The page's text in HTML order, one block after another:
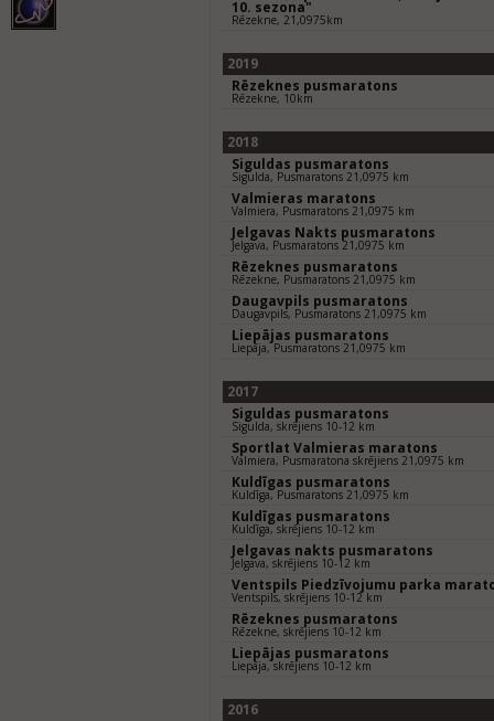
10. sezona"
Rēzekne, 21,0975km
2019
Rēzeknes pusmaratons
Rēzekne, 10km
2018
Siguldas pusmaratons
Sigulda, Pusmaratons 21,0975 km
Valmieras maratons
Valmiera, Pusmaratons 21,0975 km
Jelgavas Nakts pusmaratons
Jelgava, Pusmaratons 21,0975 km
Rēzeknes pusmaratons
Rēzekne, Pusmaratons 21,0975 km
Daugavpils pusmaratons
Daugavpils, Pusmaratons 21,0975 km
Liepājas pusmaratons
Liepāja, Pusmaratons 21,0975 km
2017
Siguldas pusmaratons
Sigulda, skrējiens 10-12 km
Sportlat Valmieras maratons
Valmiera, Pusmaratona skrējiens 21,0975 km
Kuldīgas pusmaratons
Kuldīga, Pusmaratons 21,0975 km
Kuldīgas pusmaratons
Kuldīga, skrējiens 10-12 km
Jelgavas nakts pusmaratons
Jelgava, skrējiens 10-12 km
Ventspils Piedzīvojumu parka
Ventspils, skrējiens 10-12 km
Rēzeknes pusmaratons
Rēzekne, skrējiens 10-12 km
Liepājas pusmaratons
Liepāja, skrējiens 10-12 km
2016